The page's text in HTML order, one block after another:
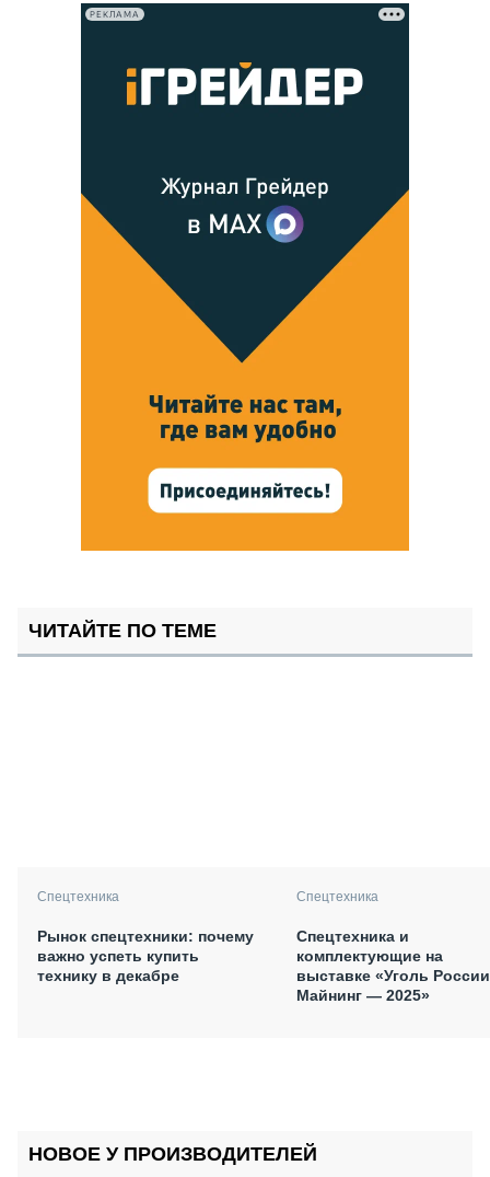
РЕКЛАМА
ЧИТАЙТЕ ПО ТЕМЕ
Спецтехника
Рынок спецтехники: почему
важно успеть купить
технику в декабре
Спецтехника
Спецтехника и
комплектующие на
выставке «Уголь
Майнинг — 2025»
НОВОЕ У ПРОИЗВОДИТЕЛЕЙ